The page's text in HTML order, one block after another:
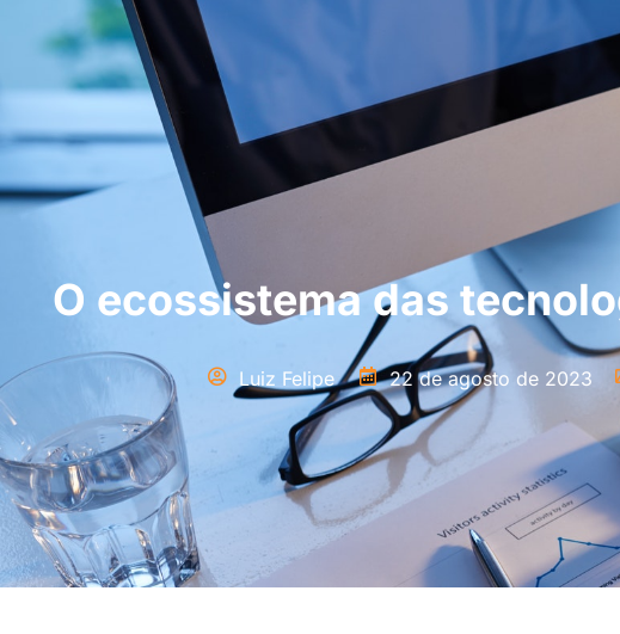
O ecossistema das
Luiz Felipe 22 de agosto de 2023